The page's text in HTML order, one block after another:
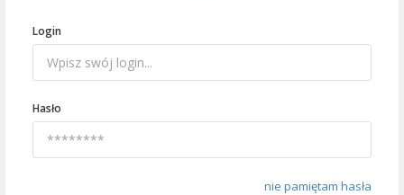
Login
Hasło
nie pamiętam hasła